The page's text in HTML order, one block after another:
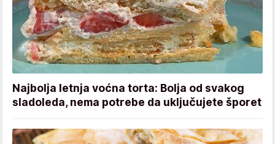
Najbolja letnja voćna torta: Bolja od svakog
sladoleda, nema potrebe da uključujete šporet